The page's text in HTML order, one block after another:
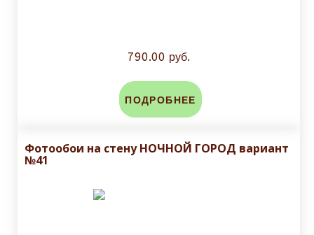
790.00 руб.
ПОДРОБНЕЕ
Фотообои на стену НОЧНОЙ ГОРОД вариант
№41